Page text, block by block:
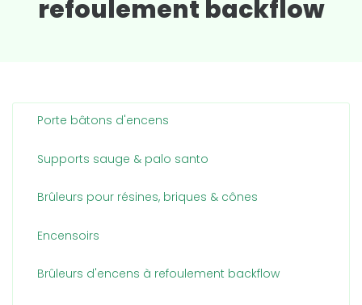
refoulement backflow
Porte bâtons d'encens
Supports sauge & palo santo
Brûleurs pour résines, briques & cônes
Encensoirs
Brûleurs d'encens à refoulement backflow